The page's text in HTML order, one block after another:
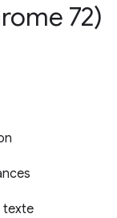
72)
texte